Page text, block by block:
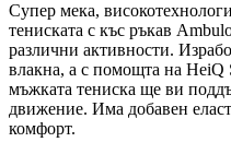
Супер мека,
тениската с къс ръкав
различни активности.
влакна, а с помощта на HeiQ
мъжката тениска ще ви
движение. Има добавен
комфорт.